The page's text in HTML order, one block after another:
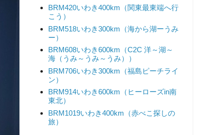
BRM420いわき400km（関東最東端へ行
こう）
BRM518いわき300km（海から湖ーうみ
ー）
BRM608いわき600km（C2C 洋～湖～
海（うみ～うみ～うみ））
BRM706いわき300km（福島ピーチライ
ン）
BRM914いわき600km（ヒーローズin南
東北）
BRM1019いわき400km（赤べこ探しの
旅）